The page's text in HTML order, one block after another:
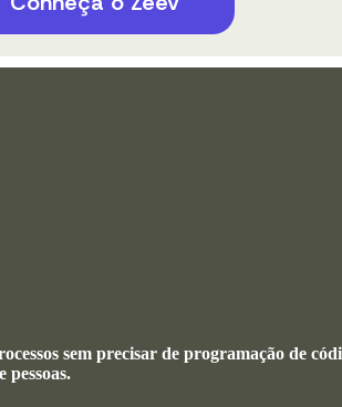
sem precisar de programação de